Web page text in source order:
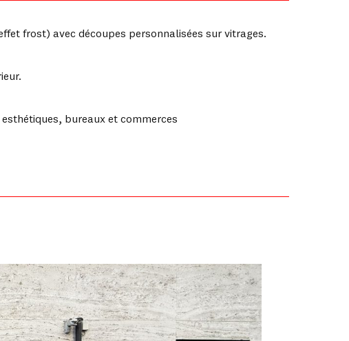
frost) avec découpes personnalisées sur vitrages.
bureaux et commerces